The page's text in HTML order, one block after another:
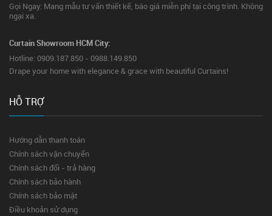
Gọi Ngay: Mang mẫu tư vấn thiết kế, báo giá miễn phí tại công trình. Không
ngại xa.
Curtain Showroom HCM City:
Hotline: 0909.187.850 - 0988.149.850
Drape your home with elegance & grace with beautiful Curtains!
HỖ TRỢ
Hướng dẫn thanh toán
Chính sách vận chuyển
Chính sách đổi - trả hàng
Chính sách bảo hành
Chính sách bảo mật
Điều khoản sử dụng